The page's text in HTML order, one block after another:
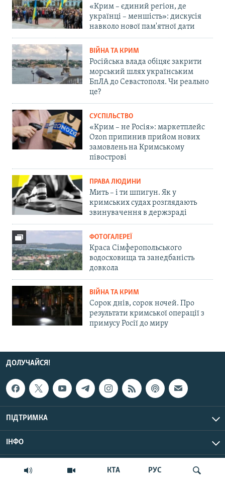
КТА РУС
«Крим – єдиний регіон, де
українці – меншість»: дискусія
навколо нової пам'ятної дати
ВІЙНА ТА КРИМ
Російська влада обіцяє закрити
морський шлях українським
БпЛА до Севастополя. Чи реально
це?
СУСПІЛЬСТВО
«Крим – не Росія»: маркетплейс
Ozon припинив прийом нових
замовлень на Кримському
півострові
ПРАВА ЛЮДИНИ
Мить – і ти шпигун. Як у
кримських судах розглядають
звинувачення в держзраді
ФОТОГАЛЕРЕЇ
Краса Сімферопольського
водосховища та занедбаність
довкола
ВІЙНА ТА КРИМ
Сорок днів, сорок ночей. Про
результати кримської операції з
примусу Росії до миру
ДОЛУЧАЙСЯ!
ПІДТРИМКА
ІНФО
© Крим.Реалії, 2026 | Усі права застережено.